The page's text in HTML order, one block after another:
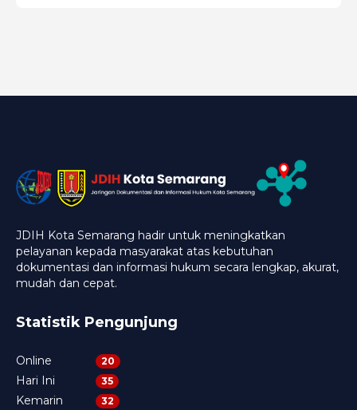
JDIH Kota Semarang hadir untuk meningkatkan
pelayanan kepada masyarakat atas kebutuhan
dokumentasi dan informasi hukum secara lengkap, akurat,
mudah dan cepat.
Statistik Pengunjung
Online 20
Hari Ini 35
Kemarin 32